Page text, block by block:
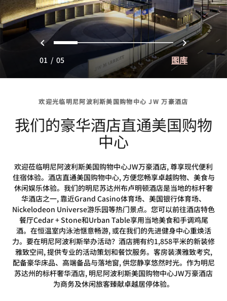
上一页
0 1 2 3 4 下一页
01 / 05 图库
欢迎光临明尼阿波利斯美国购物中心 JW 万豪酒店
我们的豪华酒店直通美国购物
中心
欢迎莅临明尼阿波利斯美国购物中心JW万豪酒店, 尊享现代便利
住宿体验。酒店直通美国购物中心, 方便您畅享卓越购物、美食与
休闲娱乐体验。我们的明尼苏达州布卢明顿酒店是当地的标杆奢
华酒店之一, 靠近Grand Casino体育场、美国银行体育场、
Nickelodeon Universe游乐园等热门景点。您可以前往酒店特色
餐厅Cedar + Stone和Urban Table享用当地美食和手调鸡尾
酒。在恒温室内泳池惬意畅游, 或在我们的先进健身中心重焕活
力。要在明尼阿波利斯举办活动？酒店拥有约1,858平米的新装修
雅致空间, 提供专业的活动策划和餐饮服务。客房装潢雅致考究,
配备豪华床品、高端备品与落地窗, 供您静享悠然时光。作为明尼
苏达州的标杆奢华酒店, 明尼阿波利斯美国购物中心JW万豪酒店
为商务及休闲旅客臻献卓越居停体验。